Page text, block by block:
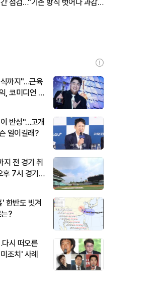
점검…"기존 방식 벗어나 과감
까지"…근육
, 코미디언 김
반성"…고개
일이길래?
지 전 경기 취
7시 경기
한반도 빗겨
?
시 떠오른
조치' 사례